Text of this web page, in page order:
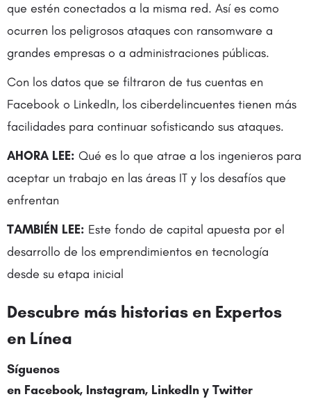
que estén conectados a la misma red. Así es como
ocurren los peligrosos ataques con ransomware a
grandes empresas o a administraciones públicas.
Con los datos que se filtraron de tus cuentas en
Facebook o LinkedIn, los ciberdelincuentes tienen más
facilidades para continuar sofisticando sus ataques.
AHORA LEE: Qué es lo que atrae a los ingenieros para
aceptar un trabajo en las áreas IT y los desafíos que
enfrentan
TAMBIÉN LEE: Este fondo de capital apuesta por el
desarrollo de los emprendimientos en tecnología
desde su etapa inicial
Descubre más historias en Expertos
en Línea
Síguenos
en Facebook, Instagram, LinkedIn y Twitter